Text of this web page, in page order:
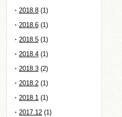
2018.8 (1)
2018.6 (1)
2018.5 (1)
2018.4 (1)
2018.3 (2)
2018.2 (1)
2018.1 (1)
2017.12 (1)